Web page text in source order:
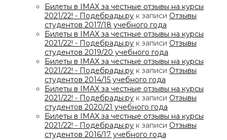
Билеты в IMAX за честные отзывы на курсы
2021/22! - Подебрады.ру к записи Отзывы
студентов 2017/18 учебного года
Билеты в IMAX за честные отзывы на курсы
2021/22! - Подебрады.ру к записи Отзывы
студентов 2019/20 учебного года
Билеты в IMAX за честные отзывы на курсы
2021/22! - Подебрады.ру к записи Отзывы
студентов 2014/15 учебного года
Билеты в IMAX за честные отзывы на курсы
2021/22! - Подебрады.ру к записи Отзывы
студентов 2020/21 учебного года
Билеты в IMAX за честные отзывы на курсы
2021/22! - Подебрады.ру к записи Отзывы
студентов 2016/17 учебного года